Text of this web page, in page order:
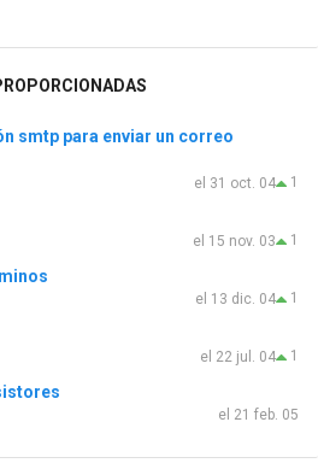
smtp para enviar un correo
1
el 31 oct. 04
1
el 15 nov. 03
1
el 13 dic. 04
1
el 22 jul. 04
el 21 feb. 05